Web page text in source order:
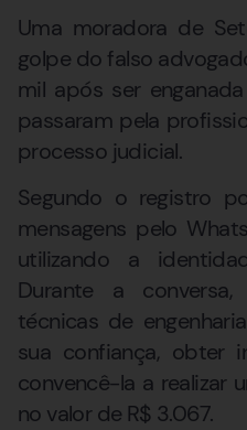
Uma moradora de
golpe do falso
mil após ser
passaram pela
processo judicial.
Segundo o registro
mensagens pelo
utilizando a
Durante a
técnicas de
sua confiança, obter
convencê-la a realizar
no valor de R$ 3.067.